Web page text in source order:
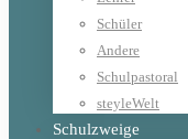
Schüler
Andere
Schulpastoral
steyleWelt
Schulzweige